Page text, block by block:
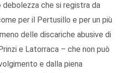
debolezza che si registra da
per il Pertusillo e per un più
delle discariche abusive di
e Latorraca – che non può
e dalla piena